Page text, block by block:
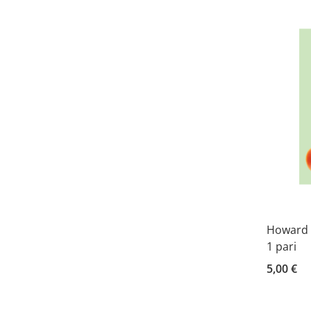
1 pari
5,00 €